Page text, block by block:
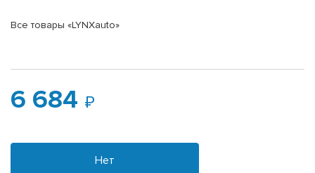
Все товары «LYNXauto»
6 684
Нет